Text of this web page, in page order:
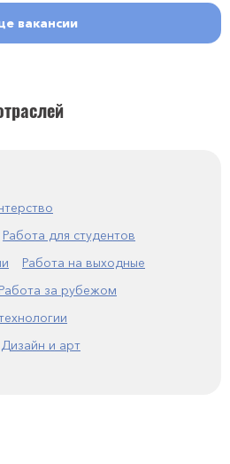
вакансии
Работа для студентов
Работа на выходные
Работа за рубежом
Дизайн и арт